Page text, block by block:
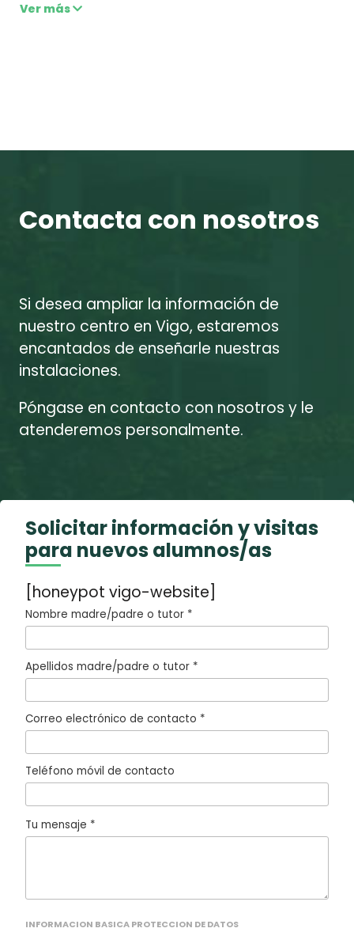
Ver más
Contacta con nosotros
Si desea ampliar la información de
nuestro centro en Vigo, estaremos
encantados de enseñarle nuestras
instalaciones.
Póngase en contacto con nosotros y le
atenderemos personalmente.
Solicitar información y visitas
para nuevos alumnos/as
[honeypot vigo-website]
Nombre madre/padre o tutor *
Apellidos madre/padre o tutor *
Correo electrónico de contacto *
Teléfono móvil de contacto
Tu mensaje *
INFORMACION BASICA PROTECCION DE DATOS